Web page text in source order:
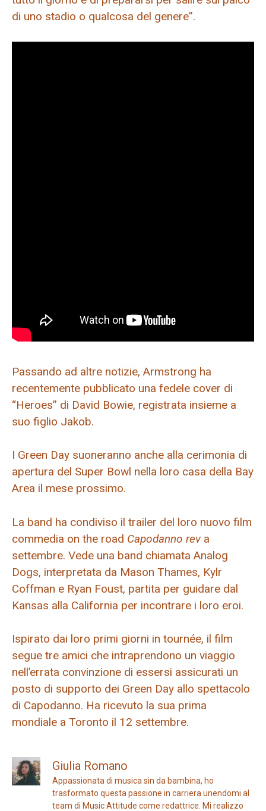
di uno stadio o qualcosa del genere”.
Passando ad altre notizie, Armstrong ha
recentemente pubblicato una fedele cover di
“Heroes” di David Bowie, registrata insieme a
suo figlio Jakob.
I Green Day suoneranno anche alla cerimonia di
apertura del Super Bowl nella loro casa della Bay
Area il mese prossimo.
La band ha condiviso il trailer del loro nuovo film
commedia on the road Capodanno rev a
settembre. Vede una band chiamata Analog
Dogs, interpretata da Mason Thames, Kylr
Coffman e Ryan Foust, partita per guidare dal
Kansas alla California per incontrare i loro eroi.
Ispirato dai loro primi giorni in tournée, il film
segue tre amici che intraprendono un viaggio
nell’errata convinzione di essersi assicurati un
posto di supporto dei Green Day allo spettacolo
di Capodanno. Ha ricevuto la sua prima
mondiale a Toronto il 12 settembre.
Giulia Romano
Appassionata di musica sin da bambina, ho
trasformato questa passione in carriera unendomi al
team di Music Attitude come redattrice. Mi realizzo